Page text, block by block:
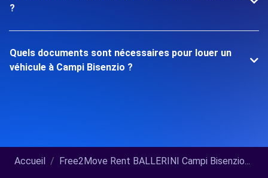
?
Quels documents sont nécessaires pour louer un
véhicule à Campi Bisenzio ?
Accueil Free2Move Rent BALLERINI Campi Bisenzio...